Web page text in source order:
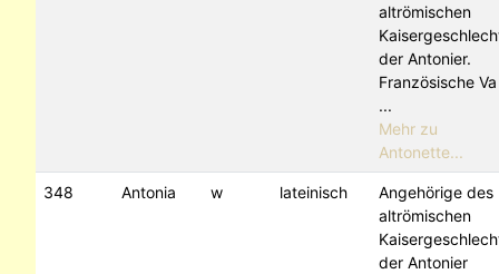
altrömischen
der Antonier.
Französische Va
...
Mehr zu
Antonette...
348 Antonia w lateinisch
Angehörige des
altrömischen
der Antonier